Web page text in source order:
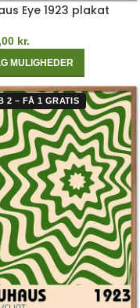
Eye 1923 plakat
kr.
MULIGHEDER
2 – FÅ 1 GRATIS